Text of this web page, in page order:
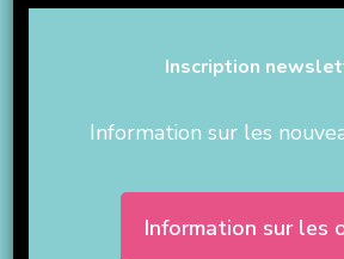
Inscription
Information sur les
Information sur les